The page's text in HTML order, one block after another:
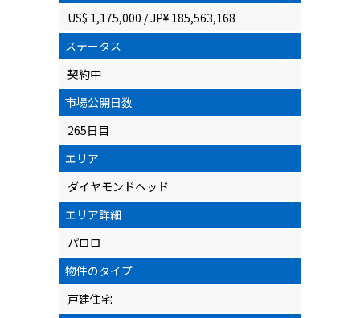
US$ 1,175,000 / JP¥ 185,563,168
ステータス
契約中
市場公開日数
265日目
エリア
ダイヤモンドヘッド
エリア詳細
パロロ
物件のタイプ
戸建住宅